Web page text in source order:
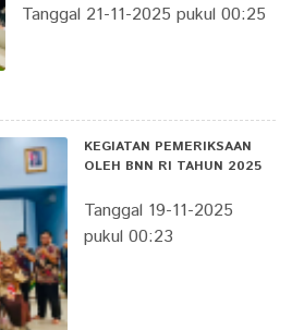
Tanggal 21-11-2025 pukul 00:25
KEGIATAN PEMERIKSAAN
OLEH BNN RI TAHUN 2025
Tanggal 19-11-2025
pukul 00:23